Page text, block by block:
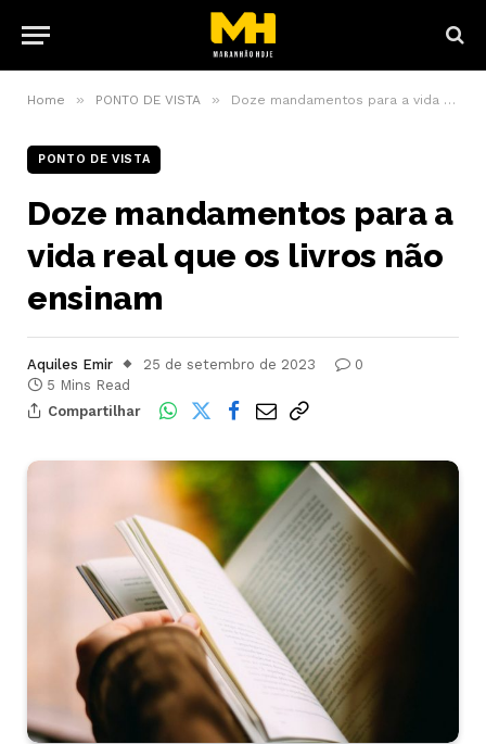
Home » PONTO DE VISTA » Doze mandamentos para a vida real que os livros não ensinam
PONTO DE VISTA
Doze mandamentos para a
vida real que os livros não
ensinam
Aquiles Emir 25 de setembro de 2023
0
5 Mins Read
Compartilhar